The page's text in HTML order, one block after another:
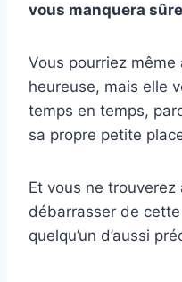
vous manquera
Vous pourriez
heureuse, mais elle
temps en temps,
sa propre petite
Et vous ne
débarrasser de
quelqu’un d’aussi